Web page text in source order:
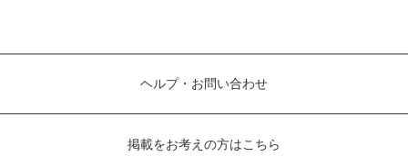
ヘルプ・お問い合わせ
掲載をお考えの方はこちら